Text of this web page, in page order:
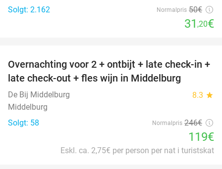
Solgt: 2.162
Normalpris 50€
31 ,20€
52%
Overnachting voor 2 + ontbijt + late check-in +
late check-out + fles wijn in Middelburg
De Bij Middelburg 8.3 star
Middelburg
Solgt: 58
Normalpris 246€
119€
Eskl. ca. 2,75€ per person per nat i turistskat